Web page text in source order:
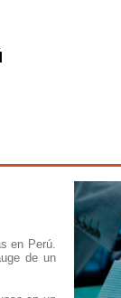
en Perú.
de un